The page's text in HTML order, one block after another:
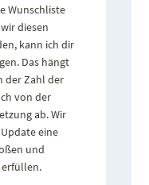
Wunschliste
diesen
kann ich dir
Das hängt
der Zahl der
von der
ab. Wir
eine
und
erfüllen.